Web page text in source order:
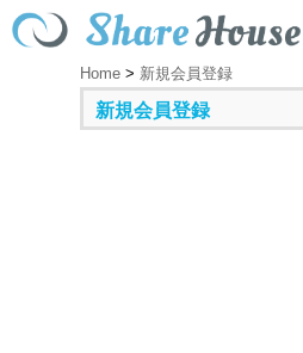
Home > 新規会員登録
新規会員登録